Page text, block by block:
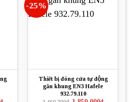
-25%
Thiết bị đóng cửa tự động
gắn khung EN3 Hafele
932.79.110